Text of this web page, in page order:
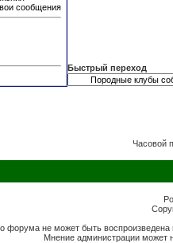
сообщения
Быстрый переход
Часовой
форума не может быть
Мнение администрации может